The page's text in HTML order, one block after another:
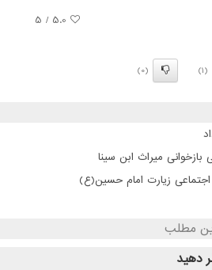
5.0
/
5
(1)
(0)
میراث ابن سینا
زیارت امام حسین(ع)
مطلب
دهید